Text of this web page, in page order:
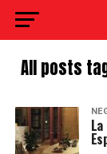
All posts